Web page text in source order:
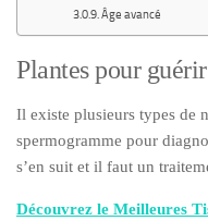
Âge avancé
Plantes pour
Il existe plusieurs types de
spermogramme pour
s’en suit et il faut un
Découvrez le Meilleures